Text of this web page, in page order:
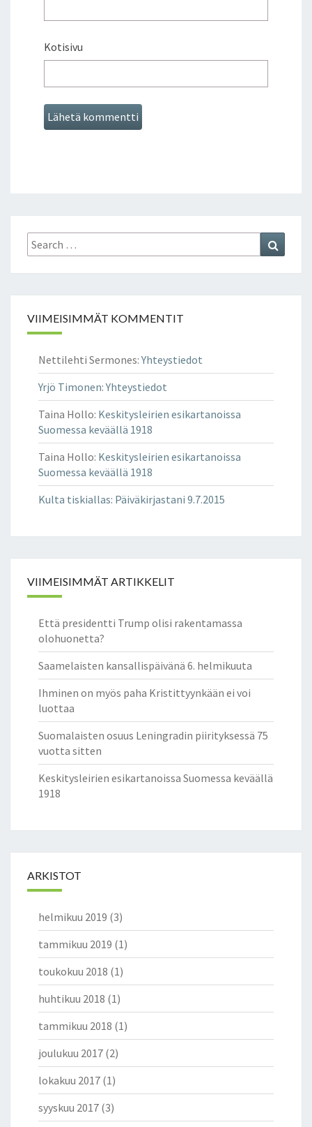
Kotisivu
Search
for:
VIIMEISIMMÄT KOMMENTIT
Nettilehti Sermones:Yhteystiedot
Yrjö Timonen:Yhteystiedot
Taina Hollo: Keskitysleirien esikartanoissa
Suomessa keväällä 1918
Taina Hollo: Keskitysleirien esikartanoissa
Suomessa keväällä 1918
Kulta tiskiallas: Päiväkirjastani 9.7.2015
VIIMEISIMMÄT ARTIKKELIT
Että presidentti Trump olisi rakentamassa
olohuonetta?
Saamelaisten kansallispäivänä 6. helmikuuta
Ihminen on myös paha Kristittyynkään ei voi
luottaa
Suomalaisten osuus Leningradin piirityksessä 75
vuotta sitten
Keskitysleirien esikartanoissa Suomessa keväällä
1918
ARKISTOT
helmikuu 2019 (3)
tammikuu 2019 (1)
toukokuu 2018 (1)
huhtikuu 2018 (1)
tammikuu 2018 (1)
joulukuu 2017 (2)
lokakuu 2017 (1)
syyskuu 2017 (3)